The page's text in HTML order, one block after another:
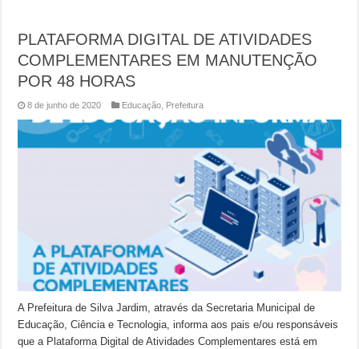
PLATAFORMA DIGITAL DE ATIVIDADES
COMPLEMENTARES EM MANUTENÇÃO
POR 48 HORAS
8 de junho de 2020 Educação Prefeitura
A Prefeitura de Silva Jardim, através da Secretaria Municipal de
Educação, Ciência e Tecnologia, informa aos pais e/ou responsáveis
que a Plataforma Digital de Atividades Complementares está em